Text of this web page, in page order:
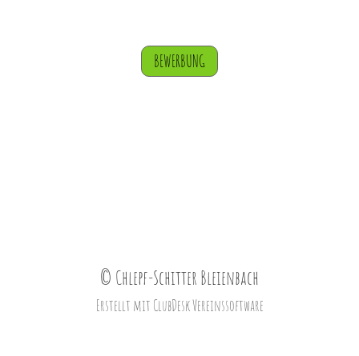
BEWERBUNG
© Chlepf-Schitter Bleienbach
Erstellt mit ClubDesk Vereinssoftware